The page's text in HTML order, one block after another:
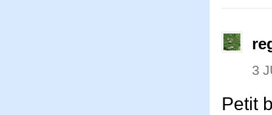
3
Petit